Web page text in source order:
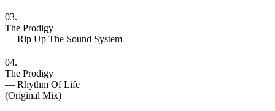
03.
The Prodigy
— Rip Up The Sound System
04.
The Prodigy
— Rhythm Of Life
(Original Mix)